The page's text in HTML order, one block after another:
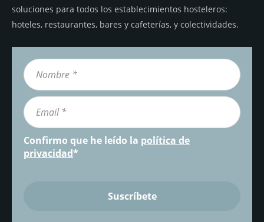
soluciones para todos los establecimientos hosteleros:
hoteles, restaurantes, bares y cafeterías, y colectividades.
Confirmo que he leído la política de
privacidad*